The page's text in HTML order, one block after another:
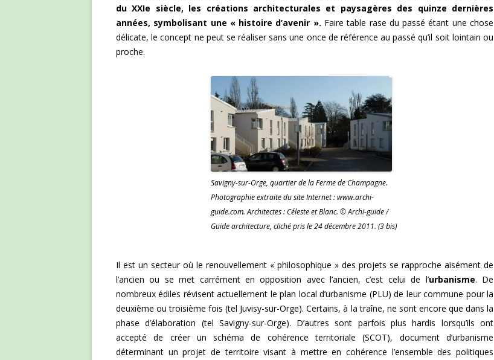
du XXIe siècle, les créations architecturales et paysagères des quinze dernières
années, symbolisant une « histoire d’avenir ». Faire table rase du passé étant une chose
délicate, le concept ne peut se réaliser sans une once de référence au passé qu’il soit lointain ou
proche.
Savigny-sur-Orge, quartier de la Ferme de Champagne.
Photographie extraite du site Internet : www.archi-
guide.com. Architectes : Céleste et Blanc. © Archi-guide /
Guide architecture, cliché pris le 24 décembre 2011. (3 bis)
Il est un secteur où le renouvellement « philosophique » des projets se rapproche aisément de
l’ancien ou se met carrément en opposition avec l’ancien, c’est celui de l’urbanisme. De
nombreux édiles révisent actuellement le plan local d’urbanisme (PLU) de leur commune pour la
deuxième ou troisième fois (tel Juvisy-sur-Orge). Certains, à la traîne, ne sont encore que dans la
phase d’élaboration (tel Savigny-sur-Orge). D’autres sont parfois plus hardis lorsqu’ils ont
accepté de créer un schéma de cohérence territoriale (SCOT), document d’urbanisme
déterminant un projet de territoire visant à mettre en cohérence l’ensemble des politiques